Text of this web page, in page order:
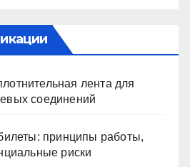
лента для
соединений
принципы работы,
риски